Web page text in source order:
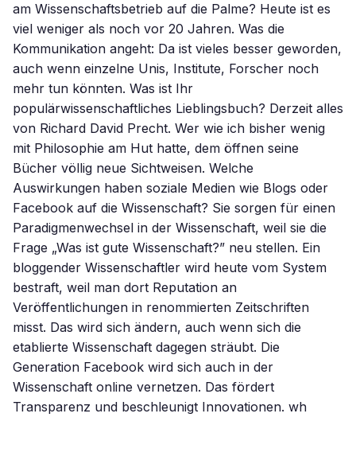
am Wissenschaftsbetrieb auf die Palme? Heute ist es
viel weniger als noch vor 20 Jahren. Was die
Kommunikation angeht: Da ist vieles besser geworden,
auch wenn einzelne Unis, Institute, Forscher noch
mehr tun könnten. Was ist Ihr
populärwissenschaftliches Lieblingsbuch? Derzeit alles
von Richard David Precht. Wer wie ich bisher wenig
mit Philosophie am Hut hatte, dem öffnen seine
Bücher völlig neue Sichtweisen. Welche
Auswirkungen haben soziale Medien wie Blogs oder
Facebook auf die Wissenschaft? Sie sorgen für einen
Paradigmenwechsel in der Wissenschaft, weil sie die
Frage „Was ist gute Wissenschaft?” neu stellen. Ein
bloggender Wissenschaftler wird heute vom System
bestraft, weil man dort Reputation an
Veröffentlichungen in renommierten Zeitschriften
misst. Das wird sich ändern, auch wenn sich die
etablierte Wissenschaft dagegen sträubt. Die
Generation Facebook wird sich auch in der
Wissenschaft online vernetzen. Das fördert
Transparenz und beschleunigt Innovationen. wh